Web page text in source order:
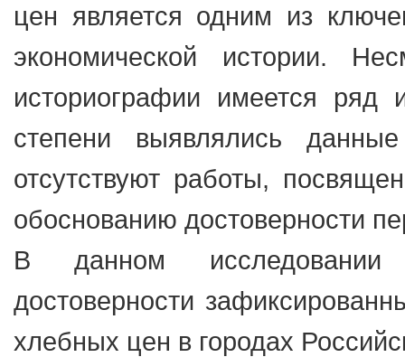
цен является одним из
экономической истории.
историографии имеется ряд
степени выявлялись
отсутствуют работы,
обоснованию достоверности
В данном исследовании
достоверности
хлебных цен в городах